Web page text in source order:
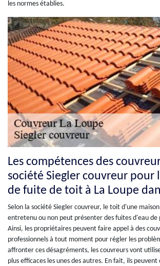
les normes établies.
Les compétences des
société Siegler couvreur pour
de fuite de toit à La Loupe
Selon la société Siegler couvreur, le toit d'une
entretenu ou non peut présenter des fuites d'eau
Ainsi, les propriétaires peuvent faire appel à des
professionnels à tout moment pour régler les
affronter ces désagréments, les couvreurs vont
plus efficaces les unes des autres. En fait, ils